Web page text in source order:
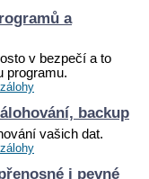
a
v bezpečí a to
programu.
backup
vašich dat.
i pevné